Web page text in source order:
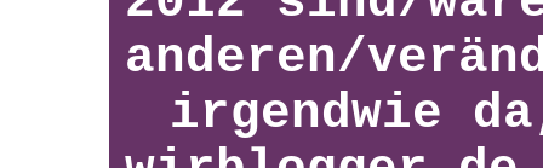
anderen/
irgendwie